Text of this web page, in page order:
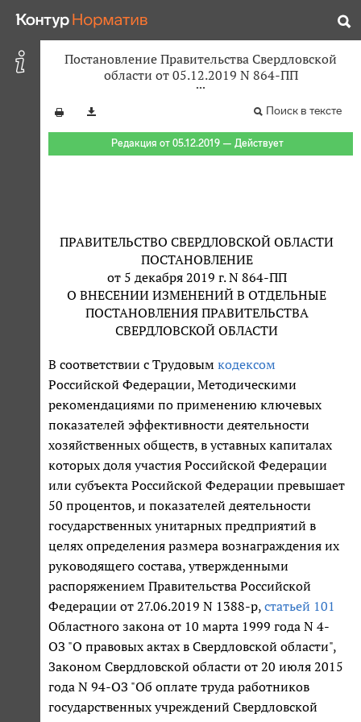
Постановление Правительства Свердловской
области от 05.12.2019 N 864-ПП
Поиск в тексте
Редакция от 05.12.2019 — Действует
ПРАВИТЕЛЬСТВО СВЕРДЛОВСКОЙ ОБЛАСТИ
ПОСТАНОВЛЕНИЕ
от 5 декабря 2019 г. N 864-ПП
О ВНЕСЕНИИ ИЗМЕНЕНИЙ В ОТДЕЛЬНЫЕ
ПОСТАНОВЛЕНИЯ ПРАВИТЕЛЬСТВА
СВЕРДЛОВСКОЙ ОБЛАСТИ
В соответствии с Трудовым кодексом
Российской Федерации, Методическими
рекомендациями по применению ключевых
показателей эффективности деятельности
хозяйственных обществ, в уставных капиталах
которых доля участия Российской Федерации
или субъекта Российской Федерации превышает
50 процентов, и показателей деятельности
государственных унитарных предприятий в
целях определения размера вознаграждения их
руководящего состава, утвержденными
распоряжением Правительства Российской
Федерации от 27.06.2019 N 1388-р, статьей 101
Областного закона от 10 марта 1999 года N 4-
ОЗ "О правовых актах в Свердловской области",
Законом Свердловской области от 20 июля 2015
года N 94-ОЗ "Об оплате труда работников
государственных учреждений Свердловской